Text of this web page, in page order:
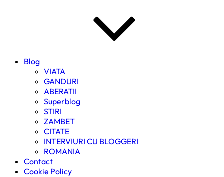
Blog
VIATA
GANDURI
ABERATII
Superblog
STIRI
ZAMBET
CITATE
INTERVIURI CU BLOGGERI
ROMANIA
Contact
Cookie Policy